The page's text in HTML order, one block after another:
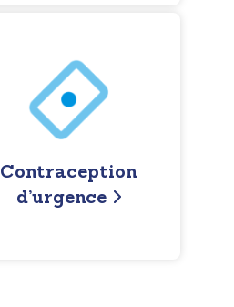
Contraception
d’urgence